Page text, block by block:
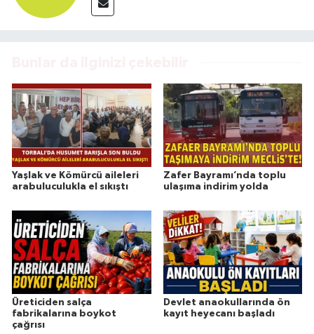
Yaşlak ve Kömürcü aileleri
arabuluculukla el sıkıştı
Zafer Bayramı’nda toplu
ulaşıma indirim yolda
Üreticiden salça
fabrikalarına boykot
çağrısı
Devlet anaokullarında ön
kayıt heyecanı başladı